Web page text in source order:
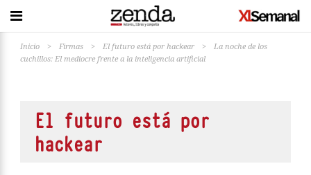
Inicio > Firmas > El futuro está por hackear >
La noche de los
cuchillos: El mediocre frente a la inteligencia artificial
El futuro está por
hackear